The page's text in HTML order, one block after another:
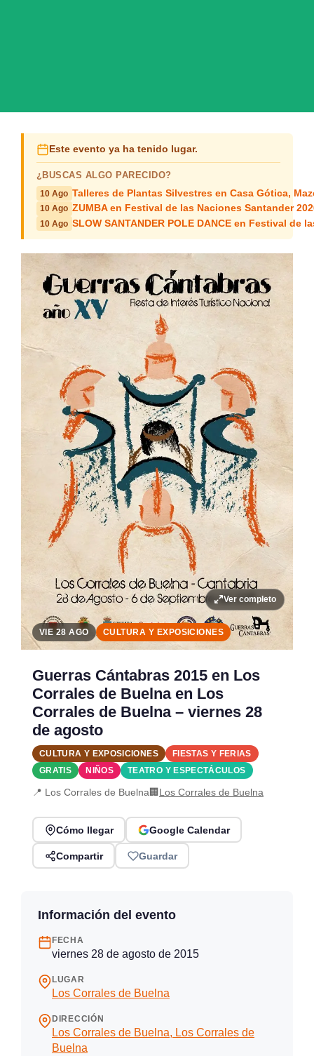
Este evento ya ha tenido lugar.
¿BUSCAS ALGO PARECIDO?
10 Ago Talleres de Plantas Silvestres en Casa Gótica,
10 Ago ZUMBA en Festival de las Naciones Santander
10 Ago SLOW SANTANDER POLE DANCE en Festival de
Ver completo
VIE 28 AGO CULTURA Y EXPOSICIONES
Guerras Cántabras 2015 en Los
Corrales de Buelna en Los
Corrales de Buelna – viernes 28
de agosto
CULTURA Y EXPOSICIONES
FIESTAS Y FERIAS
GRATIS
NIÑOS TEATRO Y ESPECTÁCULOS
📍 Los Corrales de Buelna🏢 Los Corrales de Buelna
Cómo llegar Google Calendar
Compartir Guardar
Información del evento
FECHA
viernes 28 de agosto de 2015
LUGAR
Los Corrales de Buelna
DIRECCIÓN
Los Corrales de Buelna, Los Corrales de
Buelna